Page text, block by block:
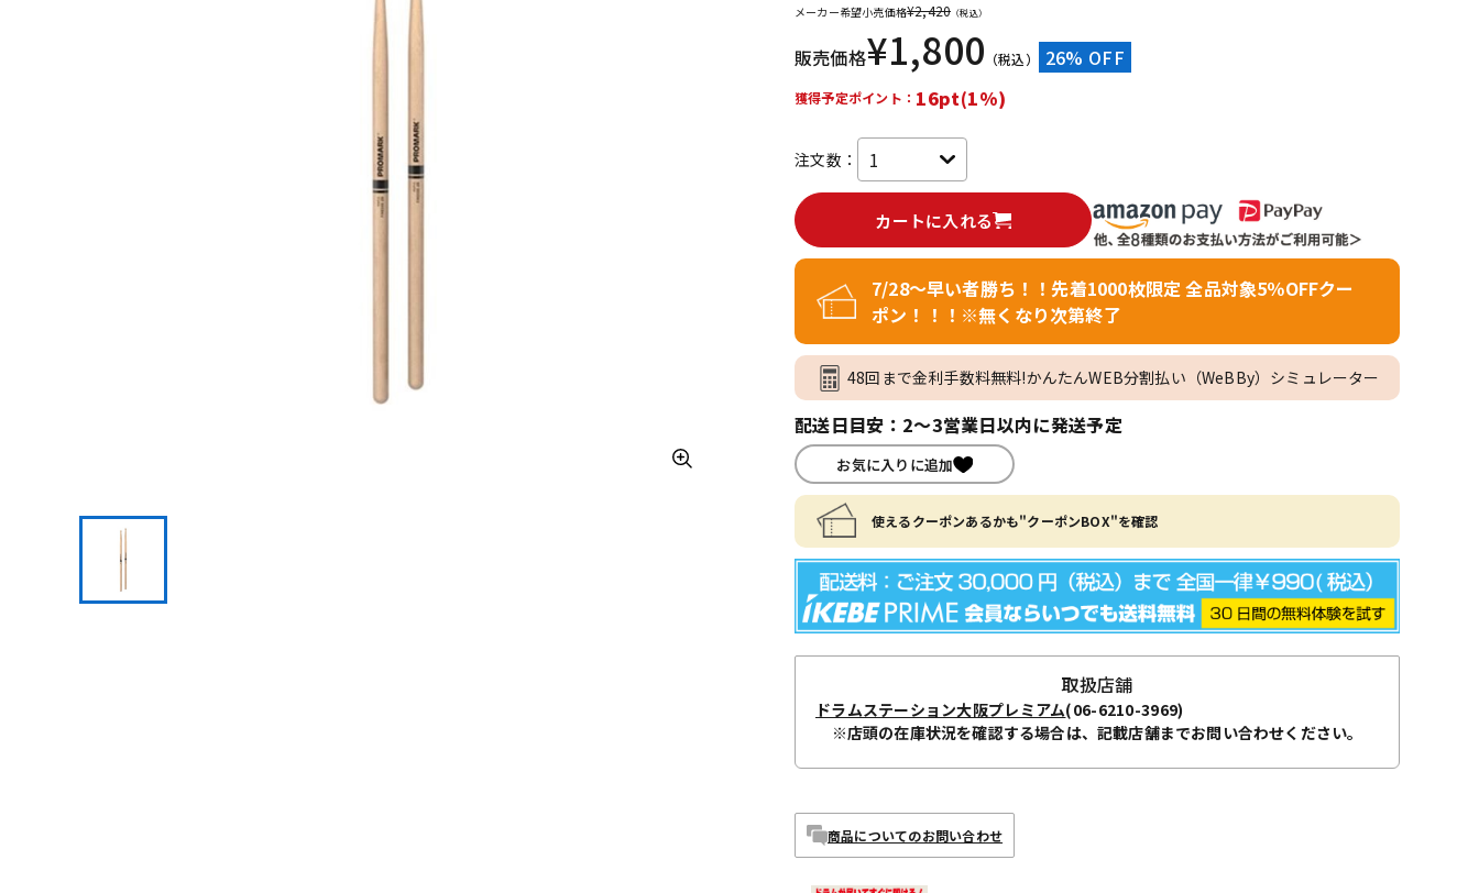
メーカー希望小売価格¥2,420 （税込）
販売価格¥1,800 （税込） 26% OFF
獲得予定ポイント： 16pt(1%)
注文数：
カートに入れる
7/28～早い者勝ち！！先着1000枚限定 全品対象5％OFFクー
ポン！！！※無くなり次第終了
48回まで金利手数料無料!かんたんWEB分割払い（WeBBy）シミュレーター
配送日目安：2～3営業日以内に発送予定
お気に入りに追加
使えるクーポンあるかも"クーポンBOX"を確認
取扱店舗
ドラムステーション大阪プレミアム(06-6210-3969)
※店頭の在庫状況を確認する場合は、記載店舗までお問い合わせください。
商品についてのお問い合わせ